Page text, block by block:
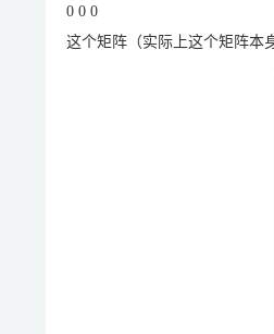
0 0 0
这个矩阵（实际上这个矩阵本